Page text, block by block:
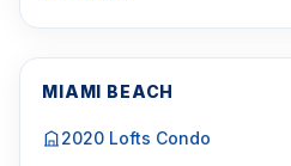
MIAMI BEACH
2020 Lofts Condo